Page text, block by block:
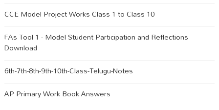
CCE Model Project Works Class 1 to Class 10
FAs Tool 1 - Model Student Participation and Reflections
Download
6th-7th-8th-9th-10th-Class-Telugu-Notes
AP Primary Work Book Answers